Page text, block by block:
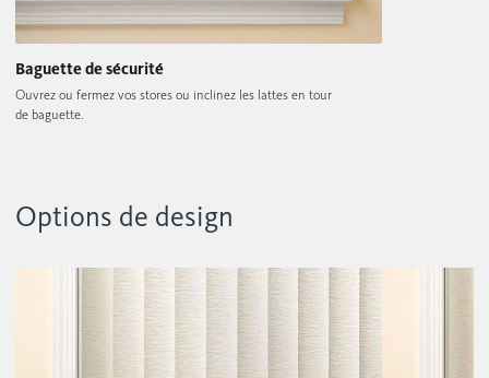
Baguette de sécurité
Ouvrez ou fermez vos stores ou inclinez les lattes en tour
de baguette.
Options de design